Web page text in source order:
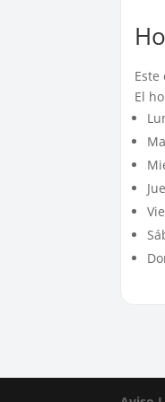
Este
El